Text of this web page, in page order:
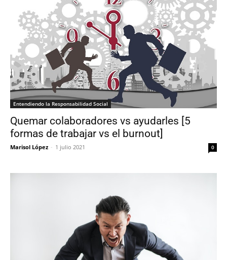
Entendiendo la Responsabilidad Social
Quemar colaboradores vs ayudarles [5
formas de trabajar vs el burnout]
Marisol López - 1 julio 2021 0